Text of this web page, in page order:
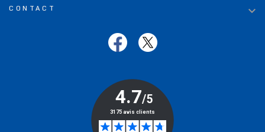
CONTACT 